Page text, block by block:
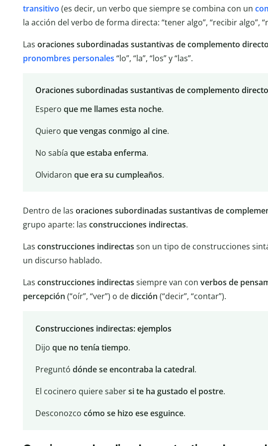
transitivo (es decir, un verbo que siempre se combina con un
la acción del verbo de forma directa: “tener algo”, “recibir algo”,
Las oraciones subordinadas sustantivas de complemento directo
pronombres personales “lo”, “la”, “los” y “las”.
Oraciones subordinadas sustantivas de complemento
Espero que me llames esta noche.
Quiero que vengas conmigo al cine.
No sabía que estaba enferma.
Olvidaron que era su cumpleaños.
Dentro de las oraciones subordinadas sustantivas de
grupo aparte: las construcciones indirectas.
Las construcciones indirectas son un tipo de construcciones
un discurso hablado.
Las construcciones indirectas siempre van con verbos de
percepción (“oír”, “ver”) o dedicción (“decir”, “contar”).
Construcciones indirectas: ejemplos
Dijo que no tenía tiempo.
Preguntó dónde se encontraba la catedral.
El cocinero quiere sabersi te ha gustado el postre.
Desconozco cómo se hizo ese esguince.